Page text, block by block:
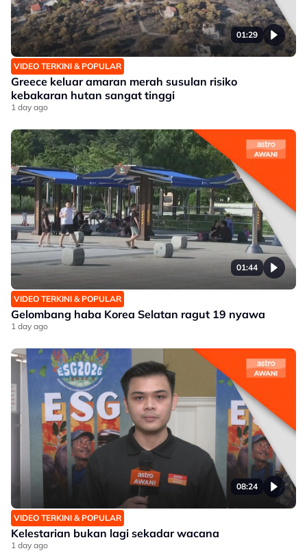
01:29
VIDEO TERKINI & POPULAR
Greece keluar amaran merah susulan risiko
kebakaran hutan sangat tinggi
1 day ago
01:44
VIDEO TERKINI & POPULAR
Gelombang haba Korea Selatan ragut 19 nyawa
1 day ago
08:24
VIDEO TERKINI & POPULAR
Kelestarian bukan lagi sekadar wacana
1 day ago